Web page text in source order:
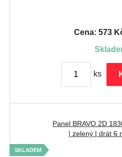
Cena: 573
ks
Panel BRAVO 2D
| zelený | drát 6
SKLADEM